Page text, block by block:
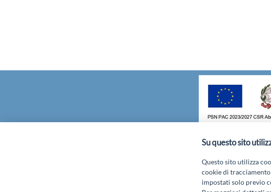
Su questo sito
Questo sito utilizza
cookie di
impostati solo previo